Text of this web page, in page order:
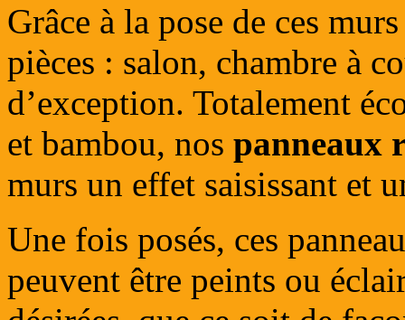
Grâce à la pose de ces
pièces : salon, chambre à
d’exception. Totalement
et bambou, nos panneaux
murs un effet saisissant et
Une fois posés, ces
peuvent être peints ou